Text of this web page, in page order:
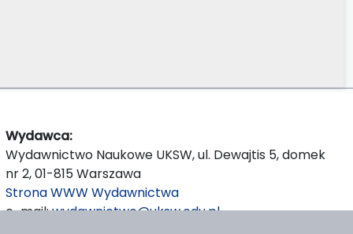
Wydawca:
Wydawnictwo Naukowe UKSW, ul. Dewajtis 5, domek
nr 2, 01-815 Warszawa
Strona WWW Wydawnictwa
e-mail:wydawnictwo@uksw.edu.pl